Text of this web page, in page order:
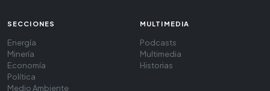
SECCIONES
Energía
Minería
Economía
Política
Medio Ambiente
MULTIMEDIA
Podcasts
Multimedia
Historias